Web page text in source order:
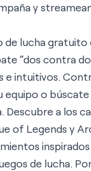
y
de lucha
“dos contra
e intuitivos.
o búscate
Descubre a los
of Legends y
de lucha.